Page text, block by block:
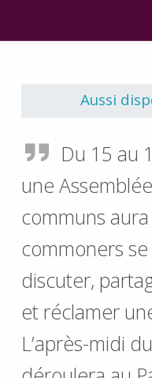
Aussi
Du 15 au
une
communs
commoners
discuter,
et réclamer
L’après-midi